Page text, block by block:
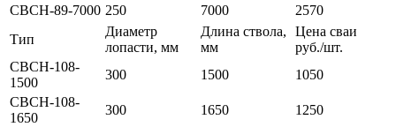
СВСН-89-7000 250 7000
2570
Тип
Диаметр
лопасти, мм
Длина ствола,
мм
Цена сваи
руб./шт.
СВСН-108-
1500
300 1500
1050
СВСН-108-
1650
300 1650
1250